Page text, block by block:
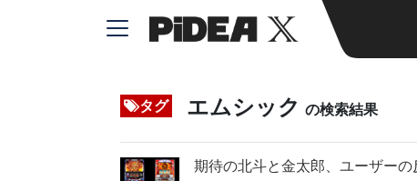
タグ エムシック の検索結果
期待の北斗と金太郎、ユーザーの